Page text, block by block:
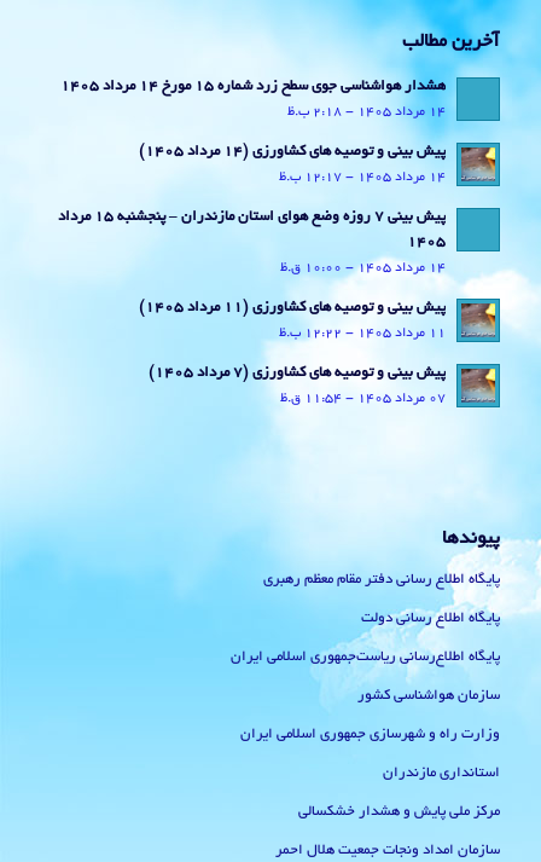
آخرین مطالب
هشدار هواشناسی جوی سطح زرد شماره 15 مورخ 14 مرداد 1405
14 مرداد 1405 - 2:18 ب.ظ
پیش بینی و توصیه های کشاورزی (14 مرداد ۱۴۰۵)
14 مرداد 1405 - 12:17 ب.ظ
پیش بینی 7 روزه وضع هوای استان مازندران – پنجشنبه 15 مرداد
1405
14 مرداد 1405 - 10:00 ق.ظ
پیش بینی و توصیه های کشاورزی (11 مرداد ۱۴۰۵)
11 مرداد 1405 - 12:22 ب.ظ
پیش بینی و توصیه های کشاورزی (7 مرداد ۱۴۰۵)
07 مرداد 1405 - 11:54 ق.ظ
پیوندها
پایگاه اطلاع رسانی دفتر مقام معظم رهبری
پایگاه اطلاع رسانی دولت
پایگاه اطلاع‌رسانی ریاست‌جمهوری اسلامی ایران
سازمان هواشناسی کشور
وزارت راه و شهرسازی جمهوری اسلامی ایران
استانداری مازندران
مرکز ملی پایش و هشدار خشکسالی
سازمان امداد ونجات جمعیت هلال احمر